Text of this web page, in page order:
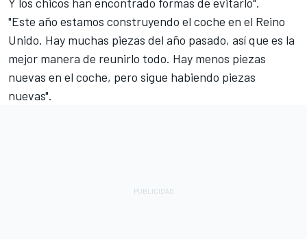
"Este año estamos construyendo el coche en el Reino
Unido. Hay muchas piezas del año pasado, así que es la
mejor manera de reunirlo todo. Hay menos piezas
nuevas en el coche, pero sigue habiendo piezas
nuevas".